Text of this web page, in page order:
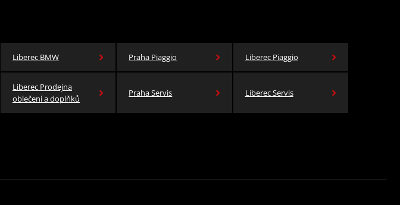
Liberec BMW Praha Piaggio Liberec Piaggio
Liberec Prodejna
oblečení a doplňků
Praha Servis Liberec Servis